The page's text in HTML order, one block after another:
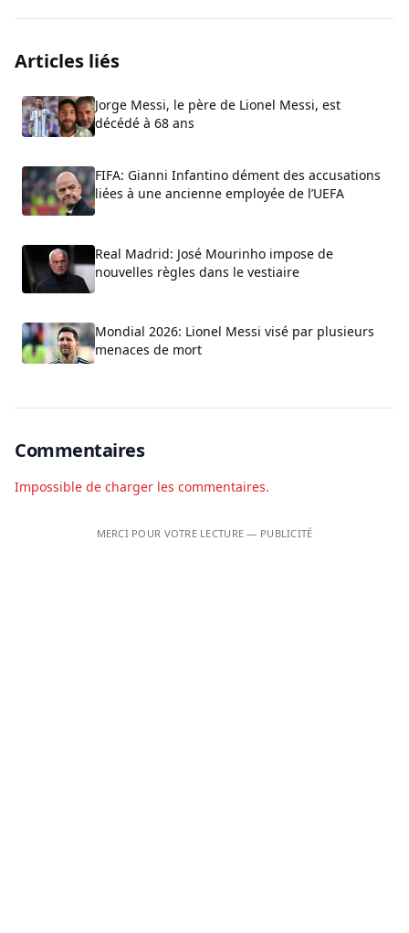
Articles liés
Jorge Messi, le père de Lionel Messi, est
décédé à 68 ans
FIFA: Gianni Infantino dément des accusations
liées à une ancienne employée de l’UEFA
Real Madrid: José Mourinho impose de
nouvelles règles dans le vestiaire
Mondial 2026: Lionel Messi visé par plusieurs
menaces de mort
Commentaires
Impossible de charger les commentaires.
MERCI POUR VOTRE LECTURE — PUBLICITÉ